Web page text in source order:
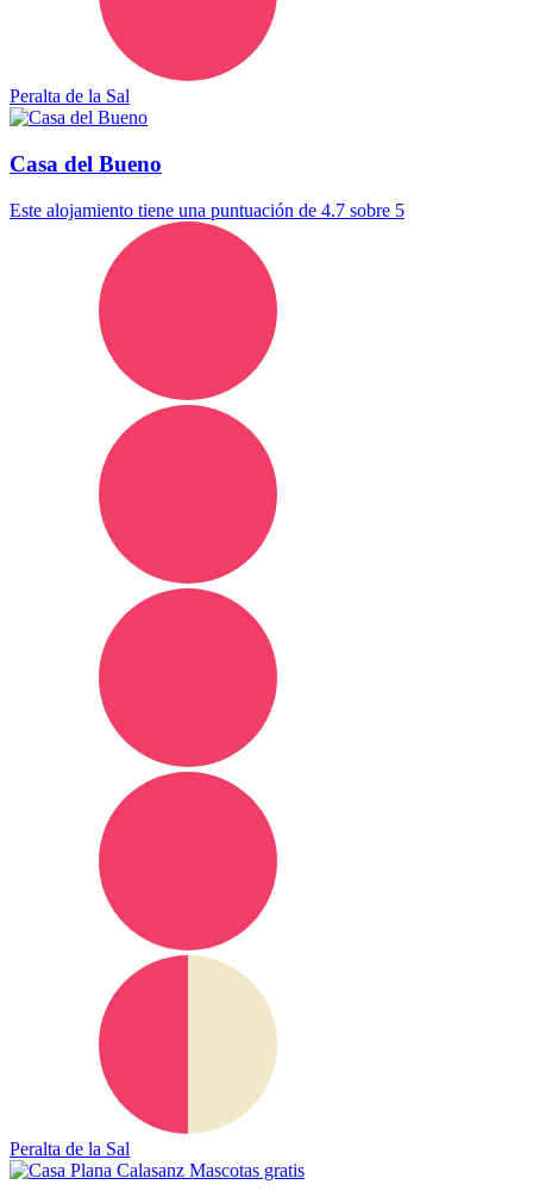
Peralta de la Sal
Casa del Bueno
Este alojamiento tiene una puntuación de 4.7 sobre 5
Peralta de la Sal
Mascotas gratis